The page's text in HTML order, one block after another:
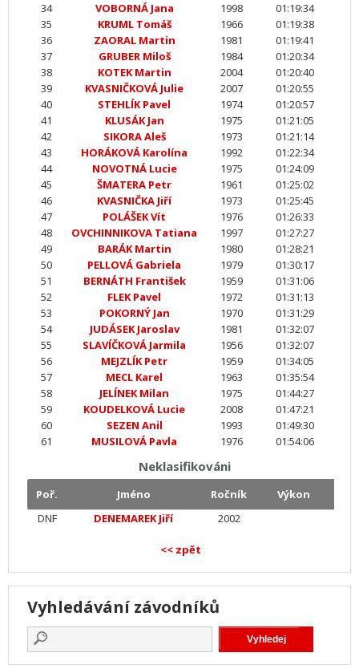
34
VOBORNÁ Jana 1998
01:19:34
35
KRUML Tomáš 1966
01:19:38
36
ZAORAL Martin 1981
01:19:41
37
GRUBER Miloš 1984
01:20:34
38
KOTEK Martin 2004
01:20:40
39
KVASNIČKOVÁ Julie 2007
01:20:55
40
STEHLÍK Pavel 1974
01:20:57
41
KLUSÁK Jan 1975
01:21:05
42
SIKORA Aleš 1973
01:21:14
43
HORÁKOVÁ Karolína 1992
01:22:34
44
NOVOTNÁ Lucie 1975
01:24:09
45
ŠMATERA Petr 1961
01:25:02
46
KVASNIČKA Jiří 1973
01:25:45
47
POLÁŠEK Vít 1976
01:26:33
48
OVCHINNIKOVA Tatiana 1997
01:27:27
49
BARÁK Martin 1980
01:28:21
50
PELLOVÁ Gabriela 1979
01:30:17
51
BERNÁTH František 1959
01:31:06
52
FLEK Pavel 1972
01:31:13
53
POKORNÝ Jan 1970
01:31:29
54
JUDÁSEK Jaroslav 1981
01:32:07
55
SLAVÍČKOVÁ Jarmila 1956
01:32:07
56
MEJZLÍK Petr 1959
01:34:05
57
MECL Karel 1963
01:35:54
58
JELÍNEK Milan 1975
01:44:27
59
KOUDELKOVÁ Lucie 2008
01:47:21
60
SEZEN Anil 1993
01:49:30
61
MUSILOVÁ Pavla 1976 01:54:06
Neklasifikováni
Poř. Jméno Ročník
Výkon
DNF
DENEMAREK Jiří 2002
<< zpět
Vyhledávání závodníků